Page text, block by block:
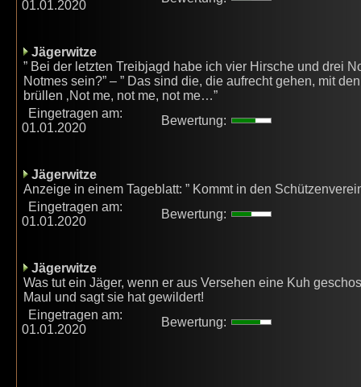
01.01.2020
Jägerwitze
” Bei der letzten Treibjagd habe ich vier Hirsche und drei
Notmes sein?” – ” Das sind die, die aufrecht gehen, mit
brüllen ‚Not me, not me, not me…”
Eingetragen am:
01.01.2020
Bewertung:
Jägerwitze
Anzeige in einem Tageblatt: ” Kommt in den
Eingetragen am:
01.01.2020
Bewertung:
Jägerwitze
Was tut ein Jäger, wenn er aus Versehen eine Kuh
Maul und sagt sie hat gewildert!
Eingetragen am:
01.01.2020
Bewertung: